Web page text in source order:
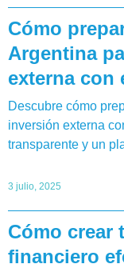
Cómo
Argentina
externa con
Descubre cómo
inversión externa
transparente y un
3 julio, 2025
Cómo crear
financiero